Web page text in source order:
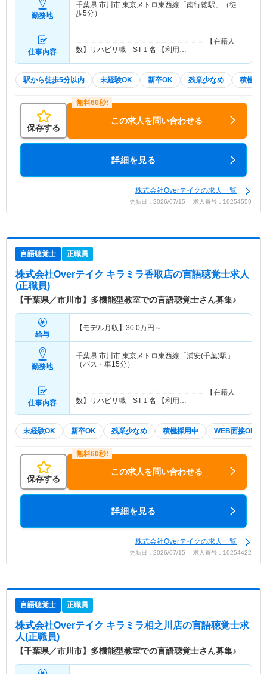
勤務地
千葉県 市川市 東京メトロ東西線「南行徳駅」（徒
歩5分）
仕事内容
＝＝＝＝＝＝＝＝＝＝＝＝＝＝＝＝＝＝ 【在籍人
数】リハビリ職 ST１名 【利用…
駅から徒歩5分以内 未経験OK 新卒OK 残業少なめ 積極採
保存する
この求人を問い合わせる
詳細を見る
株式会社Overテイクの求人一覧
更新日：2026/07/15 求人番号：10254559
言語聴覚士 正職員
株式会社Overテイク キラミラ香取店の言語聴覚士求人
(正職員)
【千葉県／市川市】多機能型教室での言語聴覚士さん募集♪
給与
【モデル月収】 30.0万円～
勤務地
千葉県 市川市 東京メトロ東西線「浦安(千葉)駅」
（バス・車15分）
仕事内容
＝＝＝＝＝＝＝＝＝＝＝＝＝＝＝＝＝＝ 【在籍人
数】リハビリ職 ST１名 【利用…
未経験OK 新卒OK 残業少なめ 積極採用中 WEB面接OK
保存する
この求人を問い合わせる
詳細を見る
株式会社Overテイクの求人一覧
更新日：2026/07/15 求人番号：10254422
言語聴覚士 正職員
株式会社Overテイク キラミラ相之川店の言語聴覚士求
人(正職員)
【千葉県／市川市】多機能型教室での言語聴覚士さん募集♪